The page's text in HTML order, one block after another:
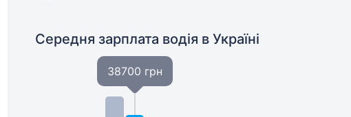
Середня зарплата водія в Україні
38700 грн